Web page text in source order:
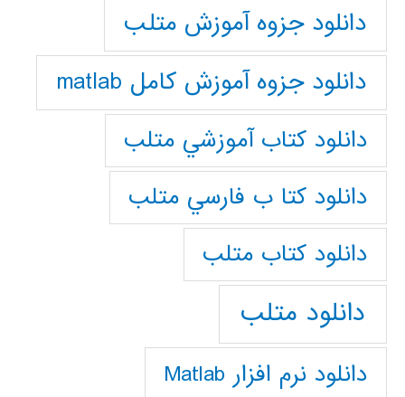
دانلود جزوه آموزش متلب
دانلود جزوه آموزش کامل matlab
دانلود كتاب آموزشي متلب
دانلود كتا ب فارسي متلب
دانلود كتاب متلب
دانلود متلب
دانلود نرم افزار Matlab